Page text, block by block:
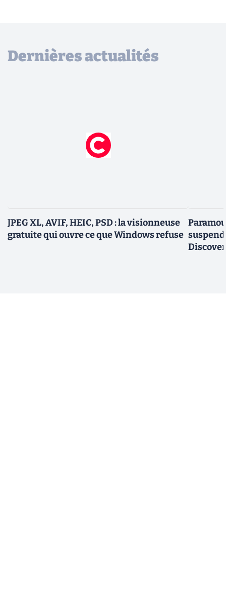
Dernières actualités
JPEG XL, AVIF, HEIC, PSD : la visionneuse
gratuite qui ouvre ce que Windows refuse